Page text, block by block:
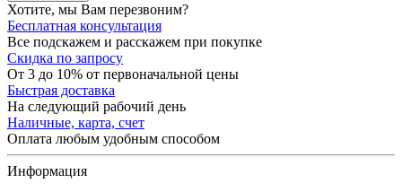
Хотите, мы Вам перезвоним?
Бесплатная консультация
Все подскажем и расскажем при покупке
Скидка по запросу
От 3 до 10% от первоначальной цены
Быстрая доставка
На следующий рабочий день
Наличные, карта, счет
Оплата любым удобным способом
Информация